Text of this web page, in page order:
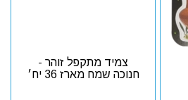
צמיד מתקפל זוהר -
חנוכה שמח מארז 36 יח׳